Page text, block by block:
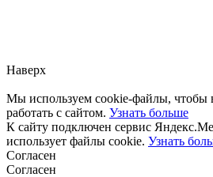
Наверх
Мы используем cookie-файлы, чтобы
работать с сайтом. Узнать больше
К сайту подключен сервис
использует файлы cookie. Узнать
Согласен
Согласен